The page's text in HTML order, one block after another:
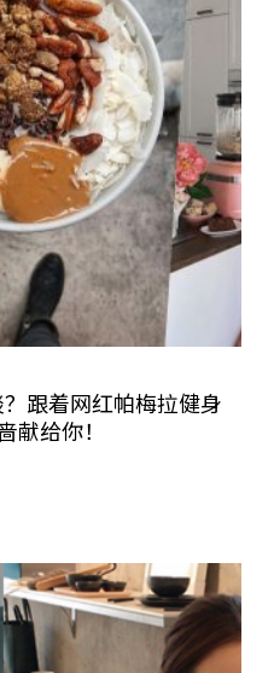
跟着网红帕梅拉健身
献给你！